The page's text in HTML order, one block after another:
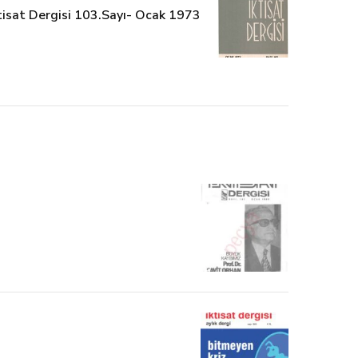
Dergisi 103.Sayı- Ocak 1973